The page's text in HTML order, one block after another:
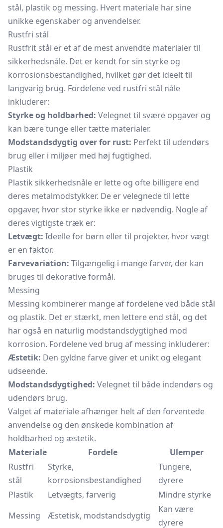
stål, plastik og messing. Hvert materiale har sine
unikke egenskaber og anvendelser.
Rustfri stål
Rustfrit stål er et af de mest anvendte materialer til
sikkerhedsnåle. Det er kendt for sin styrke og
korrosionsbestandighed, hvilket gør det ideelt til
langvarig brug. Fordelene ved rustfri stål nåle
inkluderer:
Styrke og holdbarhed: Velegnet til svære opgaver og
kan bære tunge eller tætte materialer.
Modstandsdygtig over for rust: Perfekt til udendørs
brug eller i miljøer med høj fugtighed.
Plastik
Plastik sikkerhedsnåle er lette og ofte billigere end
deres metalmodstykker. De er velegnede til lette
opgaver, hvor stor styrke ikke er nødvendig. Nogle af
deres vigtigste træk er:
Letvægt: Ideelle for børn eller til projekter, hvor vægt
er en faktor.
Farvevariation: Tilgængelig i mange farver, der kan
bruges til dekorative formål.
Messing
Messing kombinerer mange af fordelene ved både stål
og plastik. Det er stærkt, men lettere end stål, og det
har også en naturlig modstandsdygtighed mod
korrosion. Fordelene ved brug af messing inkluderer:
Æstetik: Den gyldne farve giver et unikt og elegant
udseende.
Modstandsdygtighed: Velegnet til både indendørs og
udendørs brug.
Valget af materiale afhænger helt af den forventede
anvendelse og den ønskede kombination af
holdbarhed og æstetik.
Materiale
Fordele
Ulemper
Rustfri
stål
Styrke,
korrosionsbestandighed
Tungere,
dyrere
Plastik
Letvægts, farverig
Mindre styrke
Messing
Æstetisk, modstandsdygtig
Kan være
dyrere